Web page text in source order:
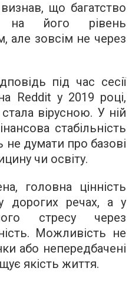
що багатство
на його рівень
але зовсім не через
під час сесії
Reddit у 2019 році,
вірусною. У ній
стабільність
думати про базові
чи освіту.
головна цінність
дорогих речах, а у
стресу через
Можливість не
або непередбачені
якість життя.